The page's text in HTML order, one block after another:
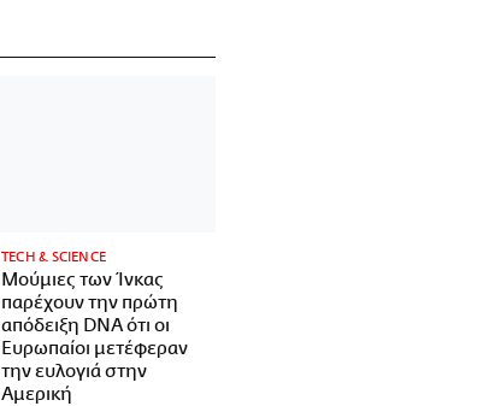
ΤECH & SCIENCE
Μούμιες των Ίνκας
παρέχουν την πρώτη
απόδειξη DNA ότι οι
Ευρωπαίοι μετέφεραν
την ευλογιά στην
Αμερική